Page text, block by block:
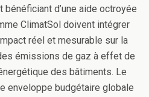
d’une aide octroyée
ClimatSol doivent intégrer
réel et mesurable sur la
émissions de gaz à effet de
des bâtiments. Le
enveloppe budgétaire globale